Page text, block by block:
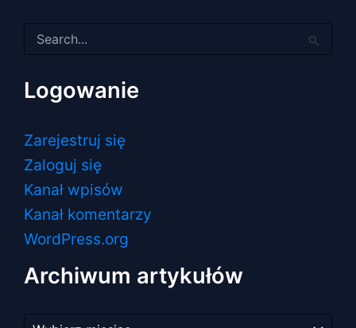
dla:
Logowanie
Zarejestruj się
Zaloguj się
Kanał wpisów
Kanał komentarzy
WordPress.org
Archiwum artykułów